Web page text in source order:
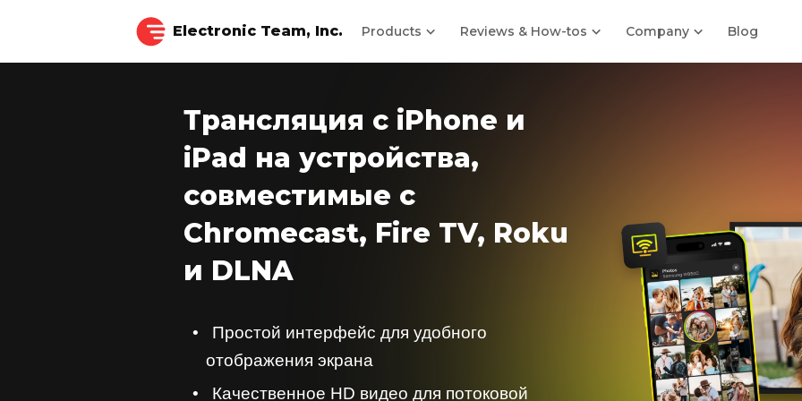
Electronic Team, Inc. Products Reviews & How-tos Company Blog
Трансляция с iPhone и
iPad на устройства,
совместимые с
Chromecast, Fire TV, Roku
и DLNA
Простой интерфейс для удобного
отображения экрана
Качественное HD видео для потоковой